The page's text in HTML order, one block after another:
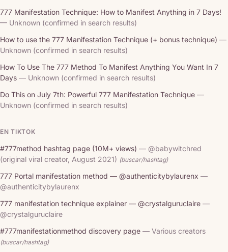
777 Manifestation Technique: How to Manifest Anything in 7 Days!
— Unknown (confirmed in search results)
How to use the 777 Manifestation Technique (+ bonus technique) —
Unknown (confirmed in search results)
How To Use The 777 Method To Manifest Anything You Want In 7
Days — Unknown (confirmed in search results)
Do This on July 7th: Powerful 777 Manifestation Technique —
Unknown (confirmed in search results)
EN TIKTOK
#777method hashtag page (10M+ views) — @babywitchred
(original viral creator, August 2021) (buscar/hashtag)
777 Portal manifestation method — @authenticitybylaurenx —
@authenticitybylaurenx
777 manifestation technique explainer — @crystalguruclaire —
@crystalguruclaire
#777manifestationmethod discovery page — Various creators
(buscar/hashtag)